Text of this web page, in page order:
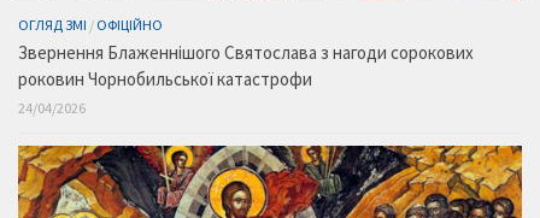
ОГЛЯД ЗМІ / ОФІЦІЙНО
Звернення Блаженнішого Святослава з нагоди сорокових
роковин Чорнобильської катастрофи
24/04/2026